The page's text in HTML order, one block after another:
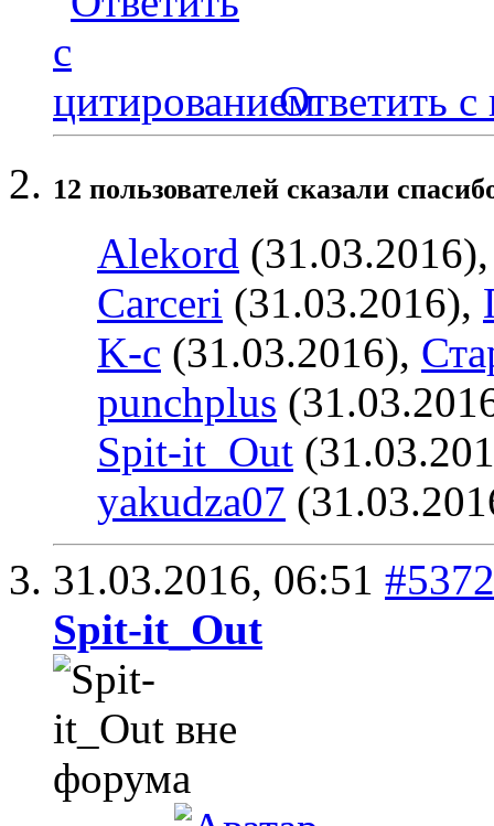
Ответить с
12 пользователей сказали
Alekord
Carceri (31.03.2016),
K-c (31.03.2016),
punchplus
Spit-it_Out
yakudza07
31.03.2016, 06:51 #5372
Spit-it_Out